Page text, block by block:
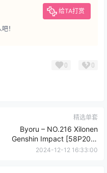
给TA打赏
！
0 0
精选单套
Byoru – NO.216 Xilonen
Genshin Impact [58P20V-
1.73GB]
2024-12-12 16:33:00